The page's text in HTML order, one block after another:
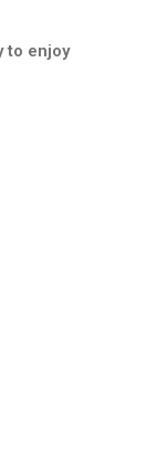
to enjoy